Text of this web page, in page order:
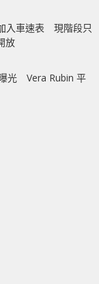
入車速表 現階段只
放
光 Vera Rubin 平